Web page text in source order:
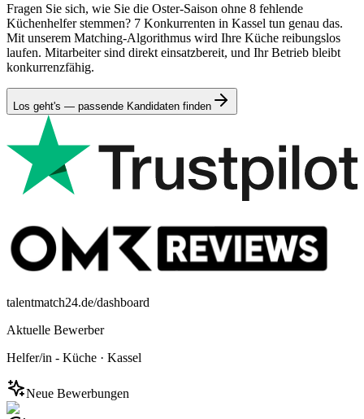
Fragen Sie sich, wie Sie die Oster-Saison ohne 8 fehlende
Küchenhelfer stemmen? 7 Konkurrenten in Kassel tun genau das.
Mit unserem Matching-Algorithmus wird Ihre Küche reibungslos
laufen. Mitarbeiter sind direkt einsatzbereit, und Ihr Betrieb bleibt
konkurrenzfähig.
Los geht's — passende Kandidaten finden
talentmatch24.de/dashboard
Aktuelle Bewerber
Helfer/in - Küche · Kassel
Neue Bewerbungen